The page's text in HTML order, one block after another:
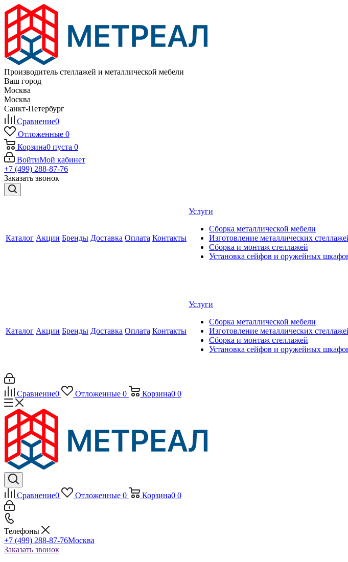
Производитель стеллажей и металлической мебели
Ваш город
Москва
Москва
Санкт-Петербург
Сравнение0
Отложенные 0
Корзина0 пуста 0
ВойтиМой кабинет
+7 (499) 288-87-76
Заказать звонок
Каталог Акции Бренды Доставка Оплата Контакты
Услуги
Сборка металлической мебели
Изготовление металлических
Сборка и монтаж стеллажей
Установка сейфов и оружейных
Каталог Акции Бренды Доставка Оплата Контакты
Услуги
Сборка металлической мебели
Изготовление металлических
Сборка и монтаж стеллажей
Установка сейфов и оружейных
Сравнение0 Отложенные 0 Корзина0 0
Сравнение0 Отложенные 0 Корзина0 0
Телефоны
+7 (499) 288-87-76Москва
Заказать звонок